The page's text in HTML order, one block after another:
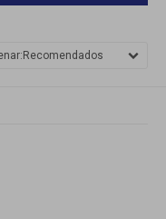
Recomendados